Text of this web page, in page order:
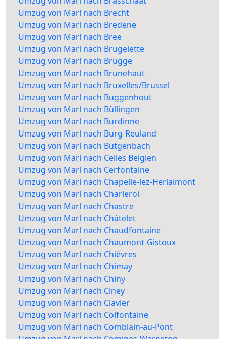
Umzug von Marl nach Brecht
Umzug von Marl nach Bredene
Umzug von Marl nach Bree
Umzug von Marl nach Brugelette
Umzug von Marl nach Brügge
Umzug von Marl nach Brunehaut
Umzug von Marl nach Bruxelles/Brussel
Umzug von Marl nach Buggenhout
Umzug von Marl nach Büllingen
Umzug von Marl nach Burdinne
Umzug von Marl nach Burg-Reuland
Umzug von Marl nach Bütgenbach
Umzug von Marl nach Celles Belgien
Umzug von Marl nach Cerfontaine
Umzug von Marl nach Chapelle-lez-Herlaimont
Umzug von Marl nach Charleroi
Umzug von Marl nach Chastre
Umzug von Marl nach Châtelet
Umzug von Marl nach Chaudfontaine
Umzug von Marl nach Chaumont-Gistoux
Umzug von Marl nach Chièvres
Umzug von Marl nach Chimay
Umzug von Marl nach Chiny
Umzug von Marl nach Ciney
Umzug von Marl nach Clavier
Umzug von Marl nach Colfontaine
Umzug von Marl nach Comblain-au-Pont